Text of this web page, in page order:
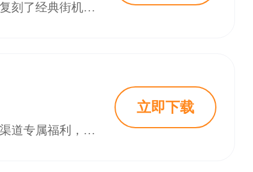
指尖捕鱼高爆版最新版本2025是一款充满乐趣与挑战的休闲捕鱼类手游。游戏完美复刻了经典街机捕鱼的玩法，同时融入了多样化的捕鱼模式和新颖的游戏元素，让玩家在指尖就能体验到捕鱼的无限乐趣。快来18183下载~
捕鱼大咖应用宝版作为国民级捕鱼手游，同时也凭借其腾讯社交生态的深度联动与渠道专属福利，成为2025年休闲竞技玩家的首选版本2。该版本不仅支持QQ/微信一键登录，更针对BOSS机制、资源产出进行专项优化，搭配“万炮齐发”的视觉冲击与“原子弹秒杀”的爆金快感，重新定义移动端街机捕鱼体验。本文将从版本优势、下载安装、实战技巧等维度展开解析，助玩家快速掌握核心玩法。快来18183下载吧~
立即下载